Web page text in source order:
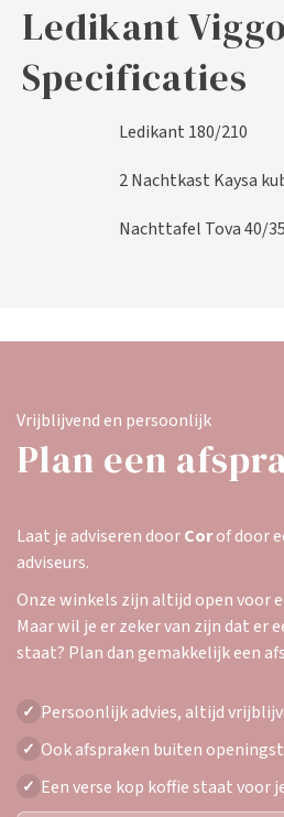
Ledikant
Specificaties
Ledikant 180/210
2 Nachtkast Kaysa
Nachttafel Tova 40/
Vrijblijvend en persoonlijk
Plan een
Laat je adviseren doorCorof door
adviseurs.
Onze winkels zijn altijd open voor
Maar wil je er zeker van zijn dat er
staat? Plan dan gemakkelijk een
✓ Persoonlijk advies, altijd
✓ Ook afspraken buiten
✓ Een verse kop koffie staat voor